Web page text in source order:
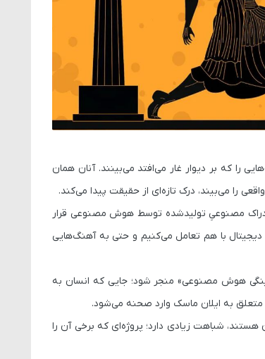
را که بر دیوار غار می‌افتد می‌بینند. آنان همان
را می‌بیند، درک تازه‌ای از حقیقت پیدا می‌کند.
مصنوعیِ تولیدشده توسط هوش مصنوعی قرار
با هم تعامل می‌کنیم و حتی به آهنگ‌هایی
هوش مصنوعی» منجر شود؛ جایی که انسان به
متعلق به ایلان ماسک وارد صحنه می‌شود.
هستند، شباهت زیادی دارد؛ پروژه‌ای که برخی آن را